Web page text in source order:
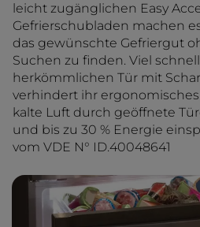
leicht zugänglichen Easy
Gefrierschubladen machen
das gewünschte Gefriergut
Suchen zu finden. Viel
herkömmlichen Tür mit
verhindert ihr ergonomisches
kalte Luft durch geöffnete
und bis zu 30 % Energie
vom VDE N° ID.40048641